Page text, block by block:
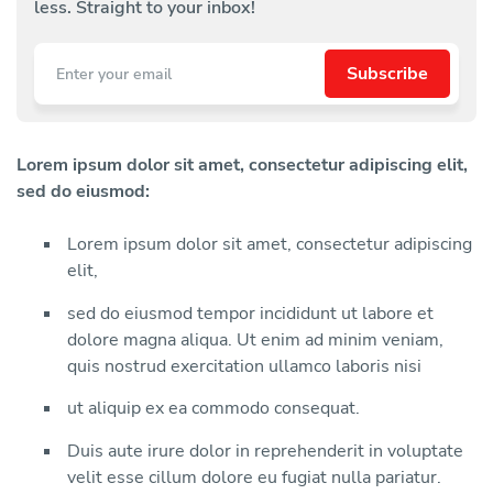
less. Straight to your inbox!
Lorem ipsum dolor sit amet, consectetur adipiscing elit,
sed do eiusmod:
Lorem ipsum dolor sit amet, consectetur adipiscing
elit,
sed do eiusmod tempor incididunt ut labore et
dolore magna aliqua. Ut enim ad minim veniam,
quis nostrud exercitation ullamco laboris nisi
ut aliquip ex ea commodo consequat.
Duis aute irure dolor in reprehenderit in voluptate
velit esse cillum dolore eu fugiat nulla pariatur.